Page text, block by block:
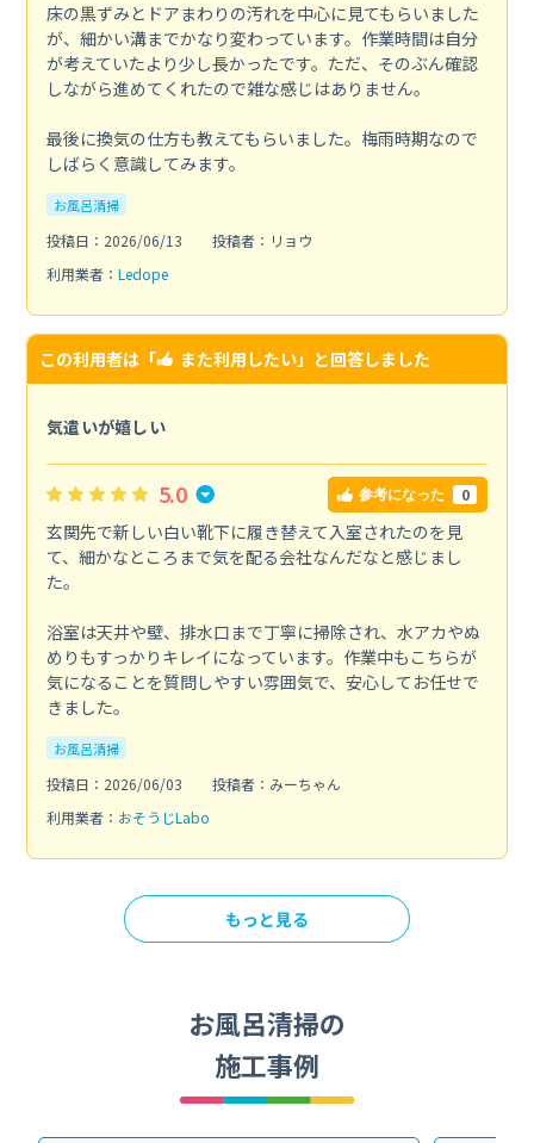
床の黒ずみとドアまわりの汚れを中心に見てもらいました
が、細かい溝までかなり変わっています。作業時間は自分
が考えていたより少し長かったです。ただ、そのぶん確認
しながら進めてくれたので雑な感じはありません。
最後に換気の仕方も教えてもらいました。梅雨時期なので
しばらく意識してみます。
お風呂清掃
投稿日：2026/06/13
投稿者：リョウ
利用業者： Ledope
この利用者は「 また利用したい」と回答しました
気遣いが嬉しい
5.0 参考になった 0
玄関先で新しい白い靴下に履き替えて入室されたのを見
て、細かなところまで気を配る会社なんだなと感じまし
た。
浴室は天井や壁、排水口まで丁寧に掃除され、水アカやぬ
めりもすっかりキレイになっています。作業中もこちらが
気になることを質問しやすい雰囲気で、安心してお任せで
きました。
お風呂清掃
投稿日：2026/06/03
投稿者：みーちゃん
利用業者： おそうじLabo
もっと見る
お風呂清掃の
施工事例